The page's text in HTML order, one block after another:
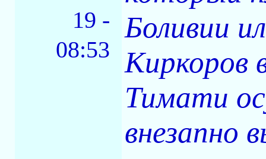
19 -
08:53
Боливии
Киркоров
Тимати
внезапно